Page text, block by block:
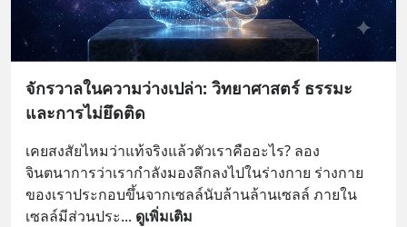
จักรวาลในความว่างเปล่า: วิทยาศาสตร์ ธรรมะ
และการไม่ยึดติด
เคยสงสัยไหมว่าแท้จริงแล้วตัวเราคืออะไร? ลอง
จินตนาการว่าเรากำลังมองลึกลงไปในร่างกาย ร่างกาย
ของเราประกอบขึ้นจากเซลล์นับล้านล้านเซลล์ ภายใน
เซลล์มีส่วนประ... ดูเพิ่มเติม